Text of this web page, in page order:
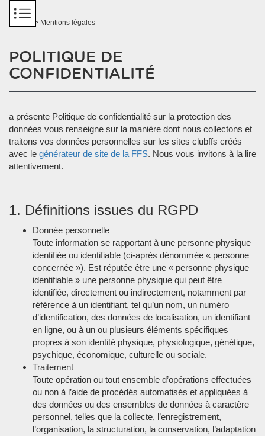
> Mentions légales
POLITIQUE DE
CONFIDENTIALITÉ
a présente Politique de confidentialité sur la protection des
données vous renseigne sur la manière dont nous collectons et
traitons vos données personnelles sur les sites clubffs créés
avec le générateur de site de la FFS. Nous vous invitons à la lire
attentivement.
1. Définitions issues du RGPD
Donnée personnelle
Toute information se rapportant à une personne physique
identifiée ou identifiable (ci-après dénommée « personne
concernée »). Est réputée être une « personne physique
identifiable » une personne physique qui peut être
identifiée, directement ou indirectement, notamment par
référence à un identifiant, tel qu’un nom, un numéro
d’identification, des données de localisation, un identifiant
en ligne, ou à un ou plusieurs éléments spécifiques
propres à son identité physique, physiologique, génétique,
psychique, économique, culturelle ou sociale.
Traitement
Toute opération ou tout ensemble d’opérations effectuées
ou non à l’aide de procédés automatisés et appliquées à
des données ou des ensembles de données à caractère
personnel, telles que la collecte, l’enregistrement,
l’organisation, la structuration, la conservation, l’adaptation